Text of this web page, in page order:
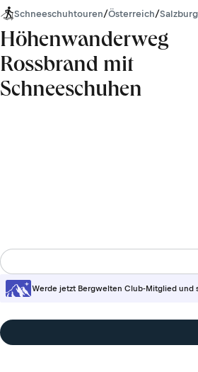
Schneeschuhtouren/Österreich/Salzburg
Höhenwanderweg
Rossbrand mit
Schneeschuhen
Werde jetzt Bergwelten Club-Mitglied und